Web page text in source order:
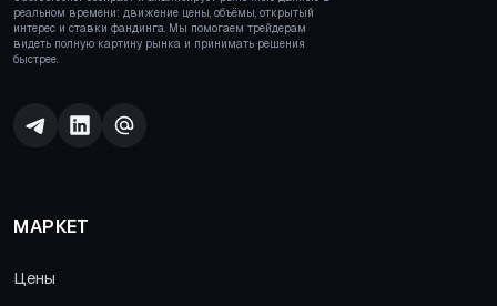
реальном времени: движение цены, объёмы, открытый
интерес и ставки фандинга. Мы помогаем трейдерам
видеть полную картину рынка и принимать решения
быстрее.
МАРКЕТ
Цены